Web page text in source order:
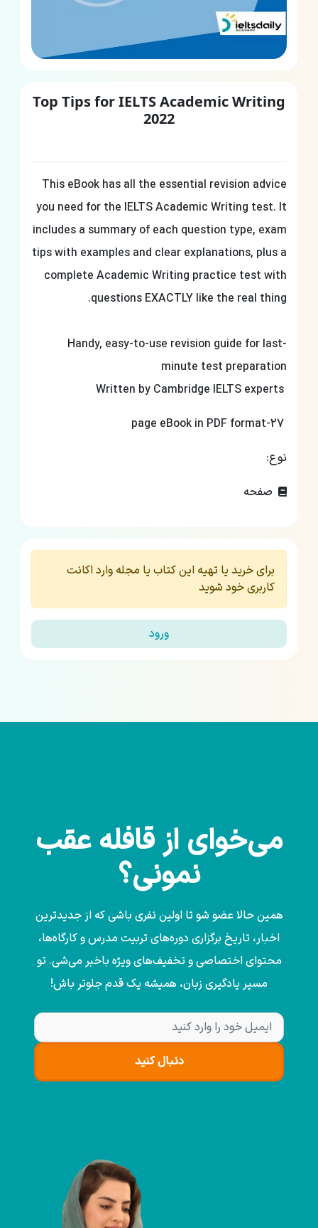
Top Tips for IELTS Academic Writing
2022
This eBook has all the essential revision advice
you need for the IELTS Academic Writing test. It
includes a summary of each question type, exam
tips with examples and clear explanations, plus a
complete Academic Writing practice test with
questions EXACTLY like the real thing.
Handy, easy-to-use revision guide for last-
minute test preparation
نوع:
صفحه
برای خرید یا تهیه این کتاب یا مجله وارد اکانت
کاربری خود شوید
ورود
می‌خوای از قافله عقب
نمونی؟
همین حالا عضو شو تا اولین نفری باشی که از جدیدترین
اخبار، تاریخ برگزاری دوره‌های تربیت مدرس و کارگاه‌ها،
محتوای اختصاصی و تخفیف‌های ویژه باخبر می‌شی. تو
مسیر یادگیری زبان، همیشه یک قدم جلوتر باش!
دنبال کنید